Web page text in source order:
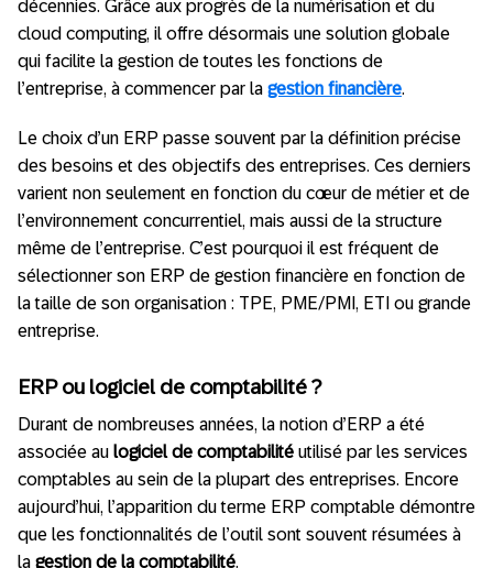
décennies. Grâce aux progrès de la numérisation et du
cloud computing, il offre désormais une solution globale
qui facilite la gestion de toutes les fonctions de
l’entreprise, à commencer par la gestion financière.
Le choix d’un ERP passe souvent par la définition précise
des besoins et des objectifs des entreprises. Ces derniers
varient non seulement en fonction du cœur de métier et de
l’environnement concurrentiel, mais aussi de la structure
même de l’entreprise. C’est pourquoi il est fréquent de
sélectionner son ERP de gestion financière en fonction de
la taille de son organisation : TPE, PME/PMI, ETI ou grande
entreprise.
ERP ou logiciel de comptabilité ?
Durant de nombreuses années, la notion d’ERP a été
associée au logiciel de comptabilité utilisé par les services
comptables au sein de la plupart des entreprises. Encore
aujourd’hui, l’apparition du terme ERP comptable démontre
que les fonctionnalités de l’outil sont souvent résumées à
la gestion de la comptabilité.